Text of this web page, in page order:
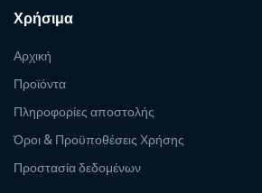
Χρήσιμα
Αρχική
Προϊόντα
Πληροφορίες αποστολής
Όροι & Προϋποθέσεις Χρήσης
Προστασία δεδομένων